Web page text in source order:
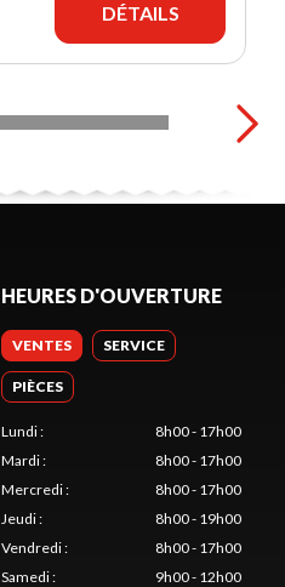
DÉTAILS
HEURES D'OUVERTURE
VENTES SERVICE
PIÈCES
Lundi:
8h00 - 17h00
Mardi:
8h00 - 17h00
Mercredi:
8h00 - 17h00
Jeudi:
8h00 - 19h00
Vendredi:
8h00 - 17h00
Samedi: 9h00 - 12h00